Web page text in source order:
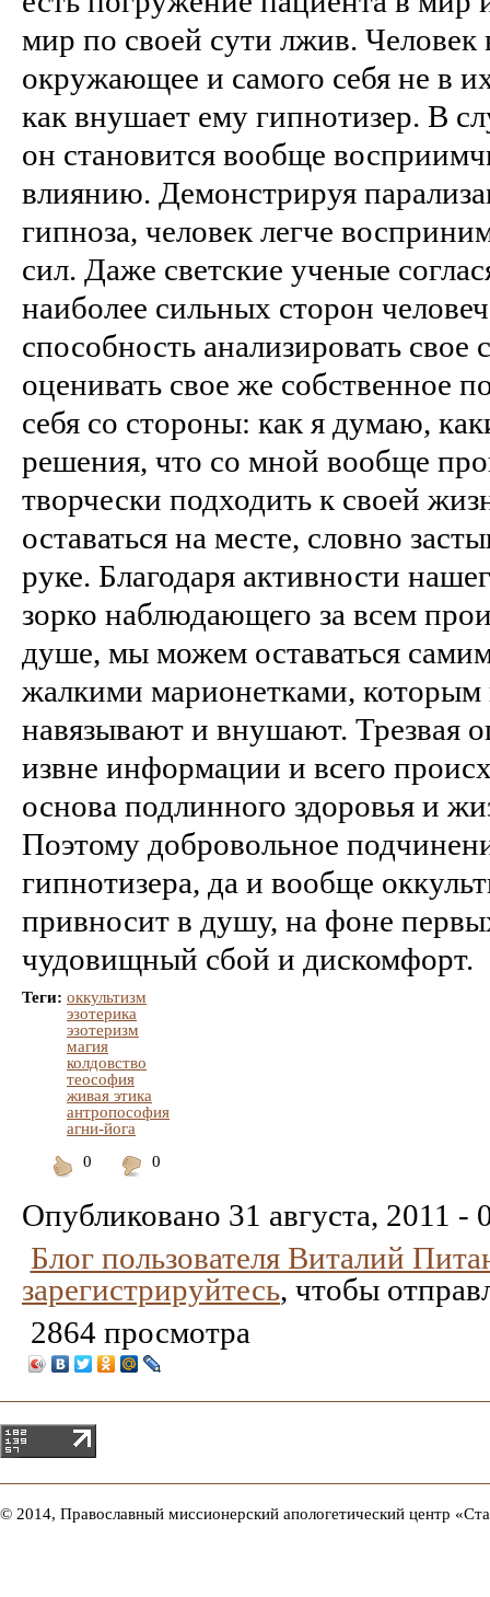
мир по своей сути лжив. Человек
окружающее и самого себя не в
как внушает ему гипнотизер. В
он становится вообще
влиянию. Демонстрируя
гипноза, человек легче
сил. Даже светские ученые
наиболее сильных сторон
способность анализировать свое
оценивать свое же собственное
себя со стороны: как я думаю,
решения, что со мной вообще
творчески подходить к своей
оставаться на месте, словно
руке. Благодаря активности
зорко наблюдающего за всем
душе, мы можем оставаться
жалкими марионетками, которым
навязывают и внушают. Трезвая
извне информации и всего
основа подлинного здоровья и
Поэтому добровольное
гипнотизера, да и вообще
привносит в душу, на фоне
чудовищный сбой и дискомфорт.
Теги: оккультизм
эзотерика
эзотеризм
магия
колдовство
теософия
живая этика
антропософия
агни-йога
0
0
Опубликовано 31 августа, 2011 -
Блог пользователя Виталий
зарегистрируйтесь, чтобы
2864 просмотра
© 2014, Православный миссионерский апологетический центр